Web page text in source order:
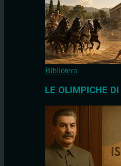
Biblioteca
LE OLIMPICHE